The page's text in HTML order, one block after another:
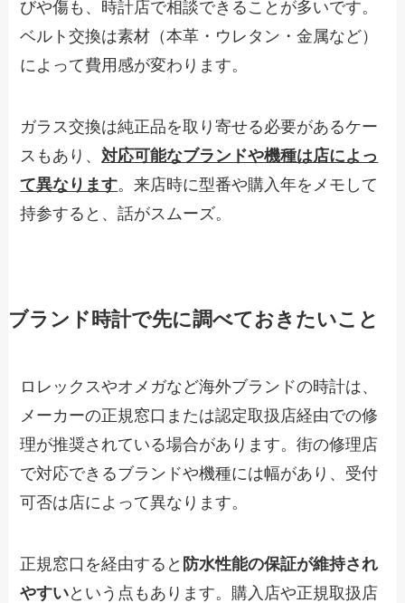
びや傷も、時計店で相談できることが多いです。
ベルト交換は素材（本革・ウレタン・金属など）
によって費用感が変わります。
ガラス交換は純正品を取り寄せる必要があるケー
スもあり、対応可能なブランドや機種は店によっ
て異なります。来店時に型番や購入年をメモして
持参すると、話がスムーズ。
ブランド時計で先に調べておきたいこと
ロレックスやオメガなど海外ブランドの時計は、
メーカーの正規窓口または認定取扱店経由での修
理が推奨されている場合があります。街の修理店
で対応できるブランドや機種には幅があり、受付
可否は店によって異なります。
正規窓口を経由すると 防水性能の保証が維持され
やすいという点もあります。購入店や正規取扱店